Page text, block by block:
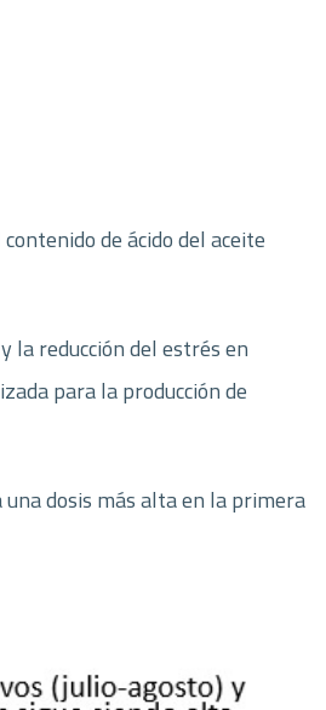
de ácido del aceite
la reducción del estrés en
para la producción de
dosis más alta en la primera